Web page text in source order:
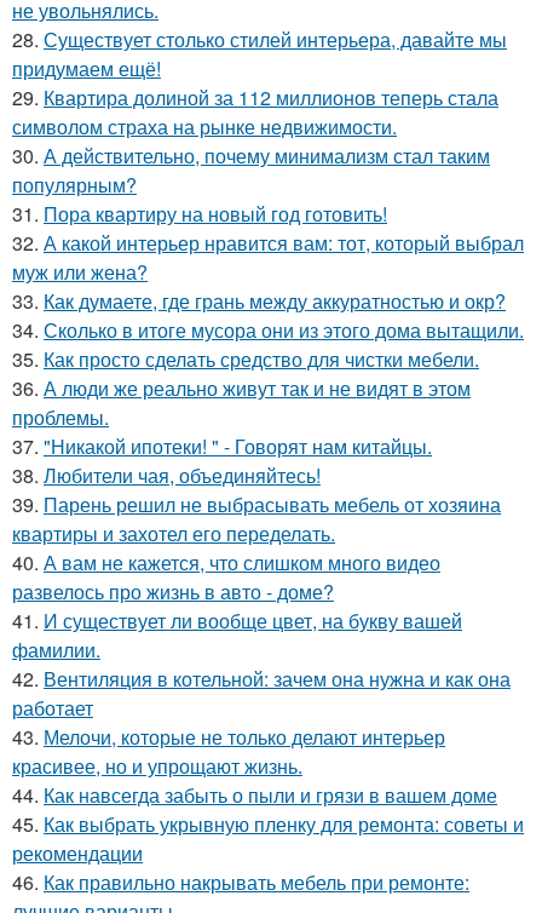
не увольнялись.
28. Существует столько стилей интерьера, давайте мы
придумаем ещё!
29. Квартира долиной за 112 миллионов теперь стала
символом страха на рынке недвижимости.
30. А действительно, почему минимализм стал таким
популярным?
31. Пора квартиру на новый год готовить!
32. А какой интерьер нравится вам: тот, который выбрал
муж или жена?
33. Как думаете, где грань между аккуратностью и окр?
34. Сколько в итоге мусора они из этого дома вытащили.
35. Как просто сделать средство для чистки мебели.
36. А люди же реально живут так и не видят в этом
проблемы.
37. "Никакой ипотеки! " - Говорят нам китайцы.
38. Любители чая, объединяйтесь!
39. Парень решил не выбрасывать мебель от хозяина
квартиры и захотел его переделать.
40. А вам не кажется, что слишком много видео
развелось про жизнь в авто - доме?
41. И существует ли вообще цвет, на букву вашей
фамилии.
42. Вентиляция в котельной: зачем она нужна и как она
работает
43. Мелочи, которые не только делают интерьер
красивее, но и упрощают жизнь.
44. Как навсегда забыть о пыли и грязи в вашем доме
45. Как выбрать укрывную пленку для ремонта: советы и
рекомендации
46. Как правильно накрывать мебель при ремонте: